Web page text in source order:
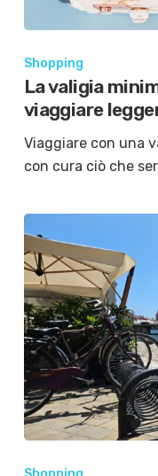
Shopping
La valigia
viaggiare
Viaggiare con una
con cura ciò che